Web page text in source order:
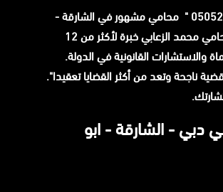
رقم تليفون "0505225262 " محامي مشهور في الشارقة -
المحامي محمد الزعابي خبرة لأكثر من 12
والاستشارات القانونية في الدولة.
أكثر من 2200 قضية ناجحة وتعد من أكثر القضايا تعقيدا".
دبي - الشارقة - ابو